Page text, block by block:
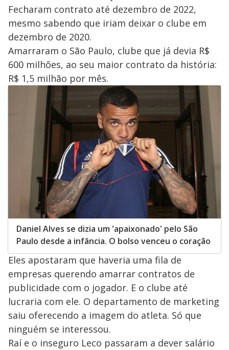
Fecharam contrato até dezembro de 2022,
mesmo sabendo que iriam deixar o clube em
dezembro de 2020.
Amarraram o São Paulo, clube que já devia R$
600 milhões, ao seu maior contrato da história:
R$ 1,5 milhão por mês.
Daniel Alves se dizia um 'apaixonado' pelo São
Paulo desde a infância. O bolso venceu o coração
Eles apostaram que haveria uma fila de
empresas querendo amarrar contratos de
publicidade com o jogador. E o clube até
lucraria com ele. O departamento de marketing
saiu oferecendo a imagem do atleta. Só que
ninguém se interessou.
Raí e o inseguro Leco passaram a dever salário